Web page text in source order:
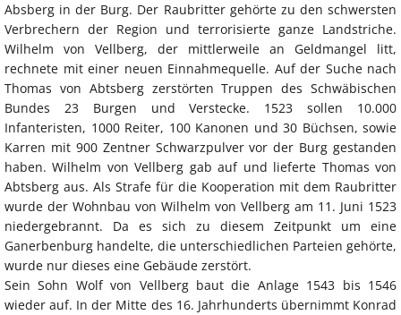
Absberg in der Burg. Der Raubritter gehörte zu den schwersten
Verbrechern der Region und terrorisierte ganze Landstriche.
Wilhelm von Vellberg, der mittlerweile an Geldmangel litt,
rechnete mit einer neuen Einnahmequelle. Auf der Suche nach
Thomas von Abtsberg zerstörten Truppen des Schwäbischen
Bundes 23 Burgen und Verstecke. 1523 sollen 10.000
Infanteristen, 1000 Reiter, 100 Kanonen und 30 Büchsen, sowie
Karren mit 900 Zentner Schwarzpulver vor der Burg gestanden
haben. Wilhelm von Vellberg gab auf und lieferte Thomas von
Abtsberg aus. Als Strafe für die Kooperation mit dem Raubritter
wurde der Wohnbau von Wilhelm von Vellberg am 11. Juni 1523
niedergebrannt. Da es sich zu diesem Zeitpunkt um eine
Ganerbenburg handelte, die unterschiedlichen Parteien gehörte,
wurde nur dieses eine Gebäude zerstört.
Sein Sohn Wolf von Vellberg baut die Anlage 1543 bis 1546
wieder auf. In der Mitte des 16. Jahrhunderts übernimmt Konrad